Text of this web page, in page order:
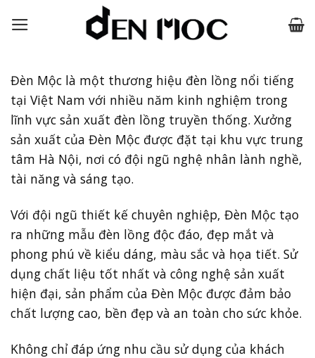
Đèn Mộc là một thương hiệu đèn lồng nổi tiếng
tại Việt Nam với nhiều năm kinh nghiệm trong
lĩnh vực sản xuất đèn lồng truyền thống. Xưởng
sản xuất của Đèn Mộc được đặt tại khu vực trung
tâm Hà Nội, nơi có đội ngũ nghệ nhân lành nghề,
tài năng và sáng tạo.
Với đội ngũ thiết kế chuyên nghiệp, Đèn Mộc tạo
ra những mẫu đèn lồng độc đáo, đẹp mắt và
phong phú về kiểu dáng, màu sắc và họa tiết. Sử
dụng chất liệu tốt nhất và công nghệ sản xuất
hiện đại, sản phẩm của Đèn Mộc được đảm bảo
chất lượng cao, bền đẹp và an toàn cho sức khỏe.
Không chỉ đáp ứng nhu cầu sử dụng của khách